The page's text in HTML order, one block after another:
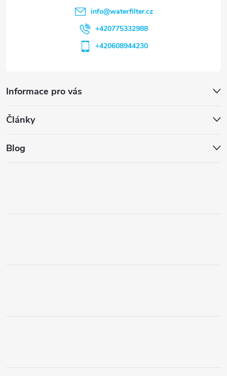
Informace pro vás
Články
Blog
info@waterfilter.cz
+420775332988
+420608944230